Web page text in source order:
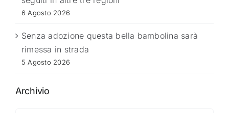
6 Agosto 2026
Senza adozione questa bella bambolina sarà
rimessa in strada
5 Agosto 2026
Archivio